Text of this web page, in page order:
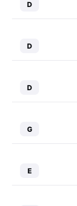
D
D
D
G
E